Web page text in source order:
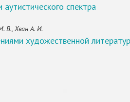
спектра
В., Хван А. И.
художественной